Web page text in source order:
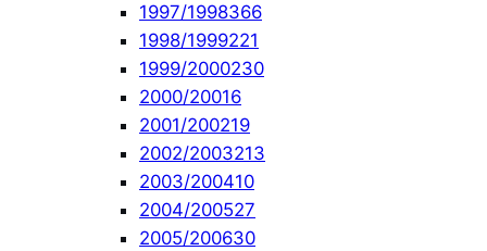
1997/1998366
1998/1999221
1999/2000230
2000/20016
2001/200219
2002/2003213
2003/200410
2004/200527
2005/200630